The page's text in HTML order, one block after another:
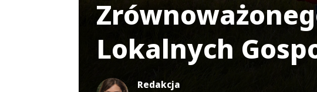
Lokalnych
Redakcja